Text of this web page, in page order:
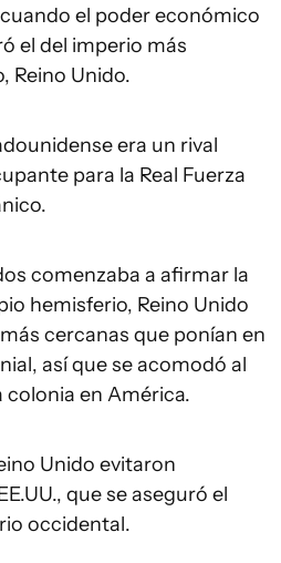
el poder económico
el del imperio más
Reino Unido.
era un rival
para la Real Fuerza
comenzaba a afirmar la
hemisferio, Reino Unido
cercanas que ponían en
así que se acomodó al
colonia en América.
Unido evitaron
que se aseguró el
occidental.